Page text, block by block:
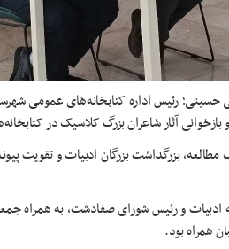
حسینی؛ رئیس اداره کتابخانه‌های عمومی
آثار شاعران بزرگ کلاسیک در
بزرگداشت بزرگان ادبیات و تقویت
ادبیات و رئیس شورای صفادشت، به همراه
همراه بود.